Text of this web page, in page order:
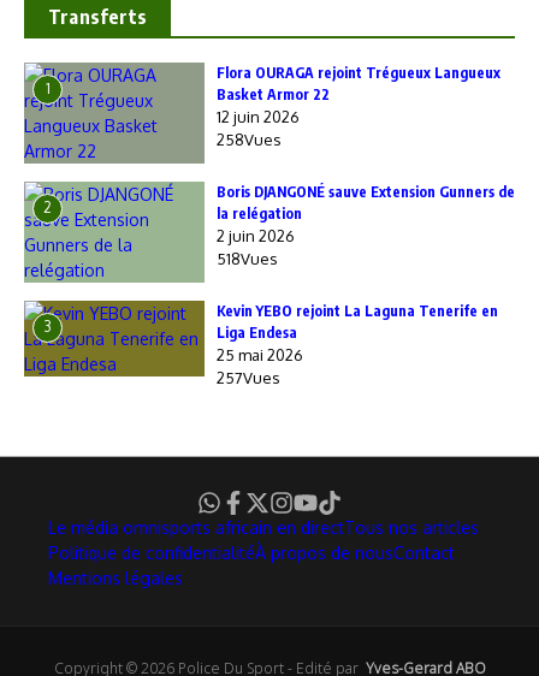
Transferts
1
Flora OURAGA rejoint Trégueux Langueux
Basket Armor 22
12 juin 2026
258Vues
2
Boris DJANGONÉ sauve Extension Gunners de
la relégation
2 juin 2026
518Vues
3
Kevin YEBO rejoint La Laguna Tenerife en
Liga Endesa
25 mai 2026
257Vues
Le média omnisports africain en directTous nos articles
Politique de confidentialitéÀ propos de nousContact
Mentions légales
Copyright © 2026 Police Du Sport - Edité par Yves-Gerard ABO